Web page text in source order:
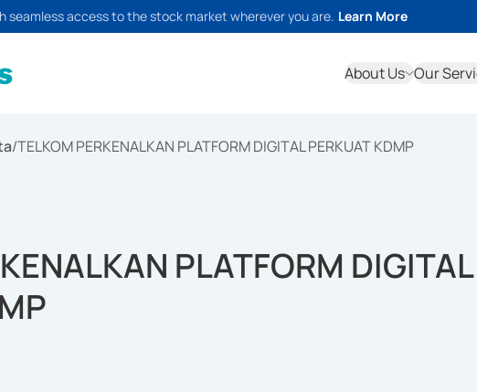
access to the stock market wherever you are. Learn More
About Us Our
/TELKOM PERKENALKAN PLATFORM DIGITAL PERKUAT KDMP
PLATFORM DIGITAL